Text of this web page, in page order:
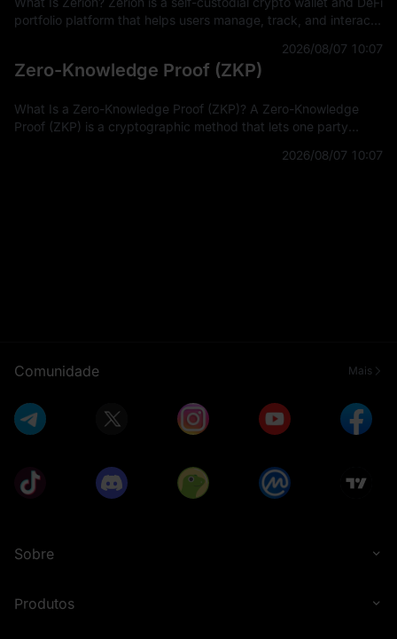
portfolio platform that helps users manage, track, and interact
2026/08/07 10:07
Zero-Knowledge Proof (ZKP)
What Is a Zero-Knowledge Proof (ZKP)? A Zero-Knowledge
Proof (ZKP) is a cryptographic method that lets one party
2026/08/07 10:07
Comunidade Mais
Sobre
Produtos